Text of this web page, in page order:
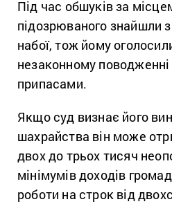
Під час обшуків за
підозрюваного знайшли
набої, тож йому
незаконному
припасами.
Якщо суд визнає його
шахрайства він може
двох до трьох тисяч
мінімумів доходів
роботи на строк від